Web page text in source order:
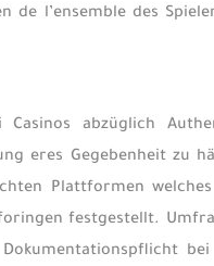
de l’ensemble des
Casinos abzüglich
eres Gegebenheit zu
Plattformen
festgestellt.